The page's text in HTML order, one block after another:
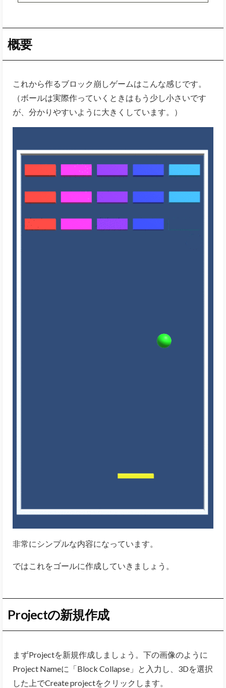
概要
これから作るブロック崩しゲームはこんな感じです。
（ボールは実際作っていくときはもう少し小さいです
が、分かりやすいように大きくしています。）
非常にシンプルな内容になっています。
ではこれをゴールに作成していきましょう。
Projectの新規作成
まずProjectを新規作成しましょう。下の画像のように
Project Nameに「Block Collapse」と入力し、3Dを選択
した上でCreate projectをクリックします。